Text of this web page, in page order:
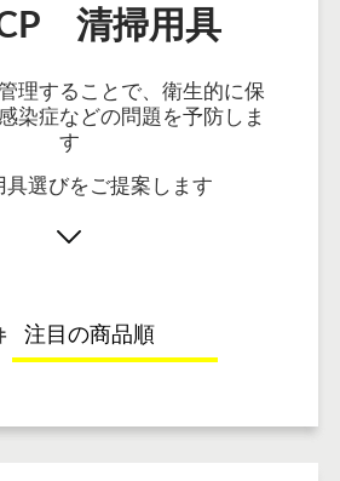
清掃用具
理することで、衛生的に保
染症などの問題を予防しま
す
具選びをご提案します